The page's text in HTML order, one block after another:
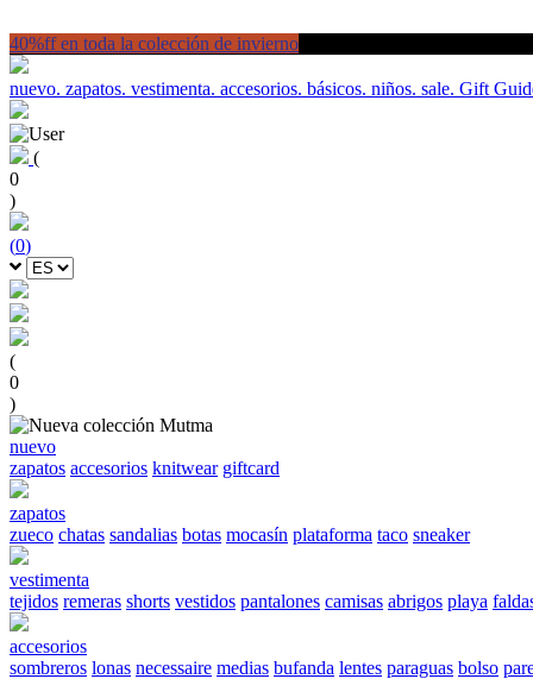
40%ff en toda la colección de invierno
nuevo. zapatos. vestimenta. accesorios. básicos. niños. sale. Gift
(
0
)
(0)
(
0
)
nuevo
zapatos accesorios knitwear giftcard
zapatos
zueco chatas sandalias botas mocasín plataforma taco sneaker
vestimenta
tejidos remeras shorts vestidos pantalones camisas abrigos playa
accesorios
sombreros lonas necessaire medias bufanda lentes paraguas bolso